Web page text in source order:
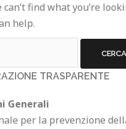
find what you’re
help.
TRASPARENTE
Generali
per la prevenzione